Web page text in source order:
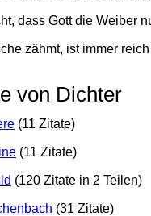
dass Gott die Weiber
zähmt, ist immer
von Dichter
(11 Zitate)
(11 Zitate)
(120 Zitate in 2 Teilen)
(31 Zitate)